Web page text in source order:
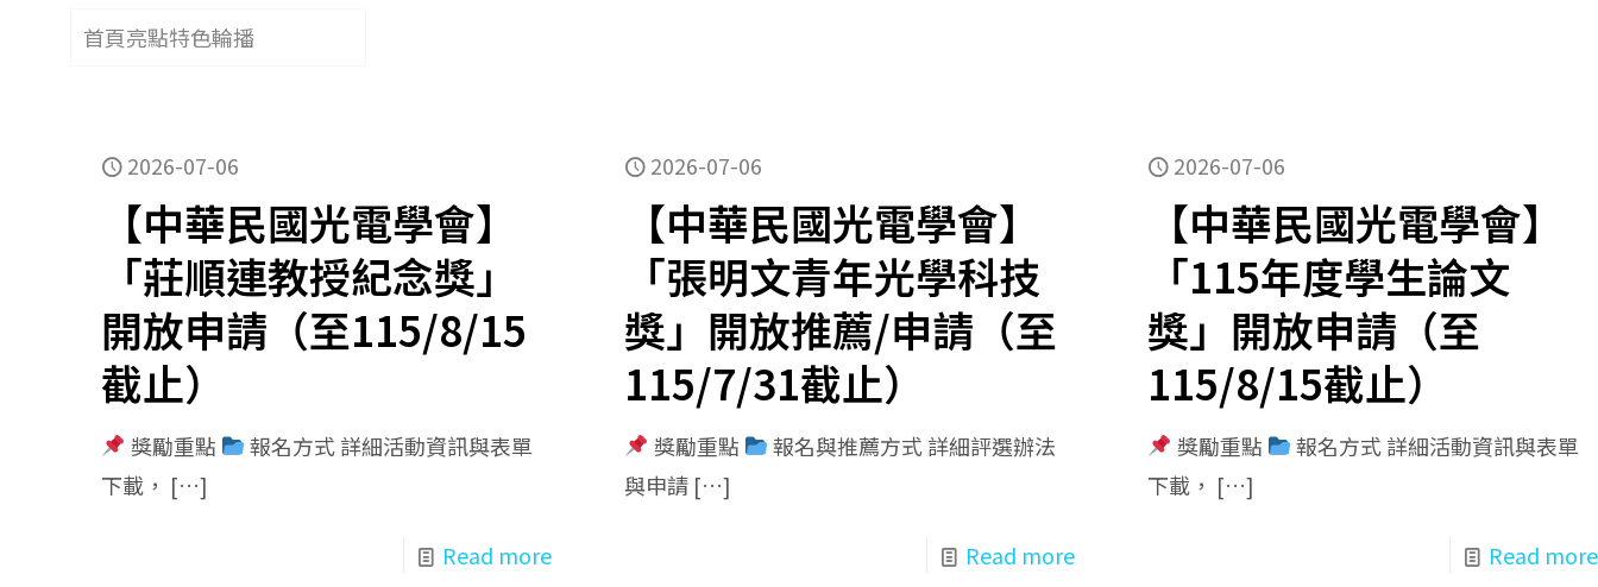
首頁亮點特色輪播
2026-07-06
【中華民國光電學會】
「莊順連教授紀念獎」
開放申請（至115/8/15
截止）
獎勵重點
報名方式 詳細活動資訊與表單
下載， […]
Read more
2026-07-06
【中華民國光電學會】
「張明文青年光學科技
獎」開放推薦/申請（至
115/7/31截止）
獎勵重點
報名與推薦方式 詳細評選辦法
與申請 […]
Read more
2026-07-06
【中華民國光電學會】
「115年度學生論文
獎」開放申請（至
115/8/15截止）
獎勵重點
報名方式 詳細活動資訊與表單
下載， […]
Read more